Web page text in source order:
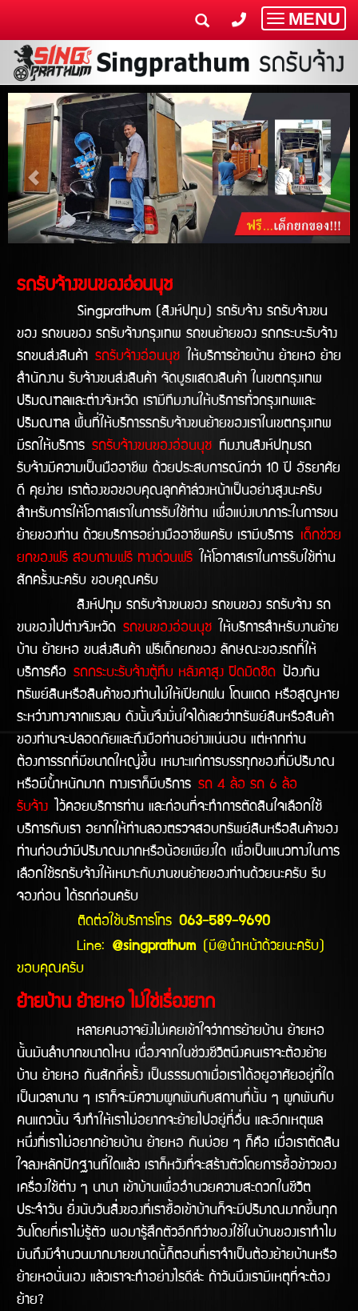
Toggle
MENU
รถรับจ้างขนของอ่อนนุช
Singprathum (สิงห์ปทุม) รถรับจ้าง รถรับจ้างขน
ของ รถขนของ รถรับจ้างกรุงเทพ รถขนย้ายของ รถกระบะรับจ้าง
รถขนส่งสินค้า รถรับจ้างอ่อนนุช ให้บริการย้ายบ้าน ย้ายหอ ย้าย
สำนักงาน รับจ้างขนส่งสินค้า จัดบูธแสดงสินค้า ในเขตกรุงเทพ
ปริมณฑลและต่างจังหวัด เรามีทีมงานให้บริการทั่วกรุงเทพและ
ปริมณฑล พื้นที่ให้บริการรถรับจ้างขนย้ายของเราในเขตกรุงเทพ
มีรถให้บริการ รถรับจ้างขนของอ่อนนุช ทีมงานสิงห์ปทุมรถ
รับจ้างมีความเป็นมืออาชีพ ด้วยประสบการณ์กว่า 10 ปี อัธยาศัย
ดี คุยง่าย เราต้องขอขอบคุณลูกค้าล่วงหน้าเป็นอย่างสูงนะครับ
สำหรับการให้โอกาสเราในการรับใช้ท่าน เพื่อแบ่งเบาภาระในการขน
ย้ายของท่าน ด้วยบริการอย่างมืออาชีพครับ เรามีบริการ
เด็กช่วย
ยกของฟรี สอบถามฟรี ทางด่วนฟรี ให้โอกาสเราในการรับใช้ท่าน
สักครั้งนะครับ ขอบคุณครับ
สิงห์ปทุม รถรับจ้างขนของ รถขนของ รถรับจ้าง รถ
ขนของไปต่างจังหวัด รถขนของอ่อนนุช ให้บริการสำหรับงานย้าย
บ้าน ย้ายหอ ขนส่งสินค้า ฟรีเด็กยกของ ลักษณะของรถที่ให้
บริการคือ รถกระบะรับจ้างตู้ทึบ หลังคาสูง ปิดมิดชิด ป้องกัน
ทรัพย์สินหรือสินค้าของท่านไม่ให้เปียกฝน โดนแดด หรือสูญหาย
ระหว่างทางจากแรงลม ดังนั้นจึงมั่นใจได้เลยว่าทรัพย์สินหรือสินค้า
ของท่านจะปลอดภัยและถึงมือท่านอย่างแน่นอน แต่หากท่าน
ต้องการรถที่มีขนาดใหญ่ขึ้น เหมาะแก่การบรรทุกของที่มีปริมาณ
หรือมีน้ำหนักมาก ทางเราก็มีบริการ รถ 4 ล้อ รถ 6 ล้อ
รับจ้าง ไว้คอยบริการท่าน และก่อนที่จะทำการตัดสินใจเลือกใช้
บริการกับเรา อยากให้ท่านลองตรวจสอบทรัพย์สินหรือสินค้าของ
ท่านก่อนว่ามีปริมาณมากหรือน้อยเพียงใด เพื่อเป็นแนวทางในการ
เลือกใช้รถรับจ้างให้เหมาะกับงานขนย้ายของท่านด้วยนะครับ รีบ
จองก่อน ได้รถก่อนครับ
ติดต่อใช้บริการโทร 063-589-9690
Line: @singprathum (มี@นำหน้าด้วยนะครับ)
ขอบคุณครับ
ย้ายบ้าน ย้ายหอ ไม่ใช่เรื่องยาก
หลายคนอาจยังไม่เคยเข้าใจว่าการย้ายบ้าน ย้ายหอ
นั้นมันลำบากขนาดไหน เนื่องจากในช่วงชีวิตนึงคนเราจะต้องย้าย
บ้าน ย้ายหอ กันสักกี่ครั้ง เป็นธรรมดาเมื่อเราได้อยูอาศัยอยู่ที่ใด
เป็นเวลานาน ๆ เราก็จะมีความผูกพันกับสถานที่นั้น ๆ ผูกพันกับ
คนแถวนั้น จึงทำให้เราไม่อยากจะย้ายไปอยู่ที่อื่น และอีกเหตุผล
หนึ่งที่เราไม่อยากย้ายบ้าน ย้ายหอ กันบ่อย ๆ ก็คือ เมื่อเราตัดสิน
ใจลงหลักปักฐานที่ใดแล้ว เราก็หวังที่จะสร้างตัวโดยการซื้อข้าวของ
เครื่องใช้ต่าง ๆ นานา เข้าบ้านเพื่ออำนวยความสะดวกในชีวิต
ประจำวัน ยิ่งนับวันสิ่งของที่เราซื้อเข้าบ้านก็จะมีปริมาณมากขึ้นทุก
วันโดยที่เราไม่รู้ตัว พอมารู้สึกตัวอีกทีว่าของใช้ในบ้านของเราทำไม
มันถึงมีจำนวนมากมายขนาดนี้ก็ตอนที่เราจำเป็นต้องย้ายบ้านหรือ
ย้ายหอนั่นเอง แล้วเราจะทำอย่างไรดีล้่ะ ถ้าวันนึงเรามีเหตุที่จะต้อง
ย้าย?